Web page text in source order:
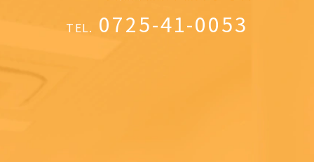
TEL. 0725-41-0053